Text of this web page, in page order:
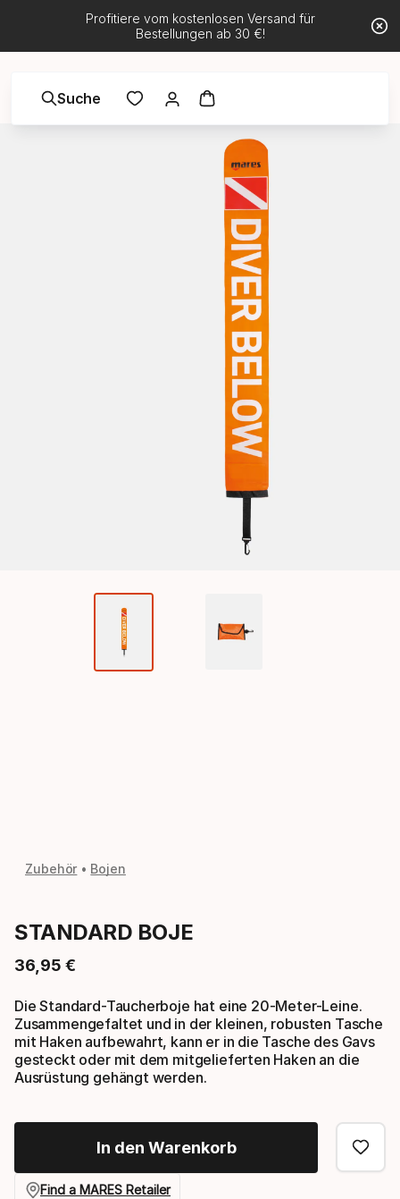
Profitiere vom kostenlosen Versand für
Bestellungen ab 30 €!
Suche
Zubehör Bojen
STANDARD BOJE
36 95 €
Endpreis
Die Standard-Taucherboje hat eine 20-Meter-Leine.
Zusammengefaltet und in der kleinen, robusten Tasche
mit Haken aufbewahrt, kann er in die Tasche des Gavs
gesteckt oder mit dem mitgelieferten Haken an die
Ausrüstung gehängt werden.
In den Warenkorb
Find a MARES Retailer